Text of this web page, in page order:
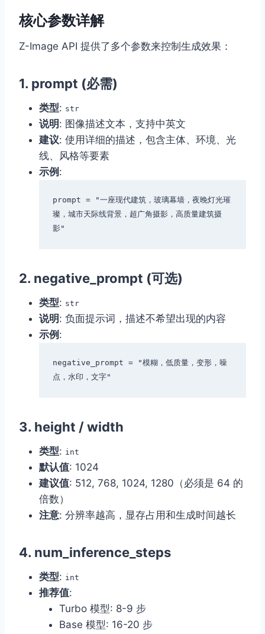
核心参数详解
Z-Image API 提供了多个参数来控制生成效果：
1. prompt (必需)
类型: str
说明: 图像描述文本，支持中英文
建议: 使用详细的描述，包含主体、环境、光
线、风格等要素
示例 :
prompt = "一座现代建筑，玻璃幕墙，夜晚灯光璀
璨，城市天际线背景，超广角摄影，高质量建筑摄
2. negative_prompt (可选)
类型: str
说明: 负面提示词，描述不希望出现的内容
示例 :
negative_prompt = "模糊，低质量，变形，噪
3. height / width
类型: int
默认值: 1024
建议值: 512, 768, 1024, 1280（必须是 64 的
倍数）
注意: 分辨率越高，显存占用和生成时间越长
4. num_inference_steps
类型: int
推荐值:
Turbo 模型: 8-9 步
Base 模型: 16-20 步